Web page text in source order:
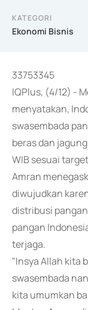
KATEGORI
Ekonomi Bisnis
33753345
IQPlus, (4/12) -
menyatakan,
swasembada
beras dan
WIB sesuai
Amran
diwujudkan
distribusi
pangan
terjaga.
"Insya Allah kita
swasembada
kita umumkan